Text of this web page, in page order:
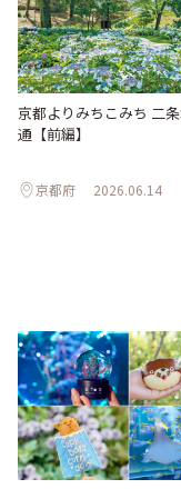
京都よりみちこみち 二
通【前編】
京都府 2026.06.14